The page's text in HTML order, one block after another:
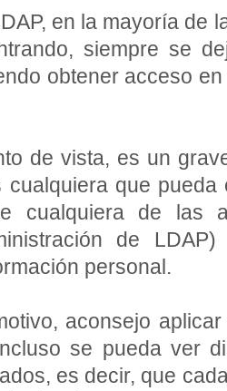
en la mayoría de
siempre se
obtener acceso
de vista, es un
cualquiera que
cualquiera de las
de
personal.
aconsejo
se pueda ver
es decir, que